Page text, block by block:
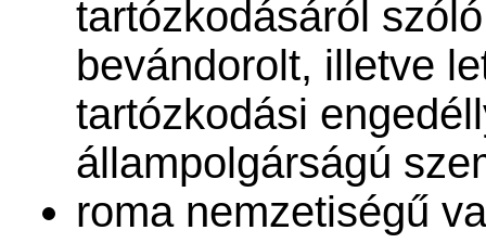
tartózkodásáról
bevándorolt, illetve
tartózkodási
állampolgárságú
roma nemzetiségű